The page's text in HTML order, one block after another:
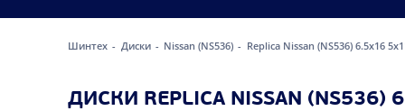
Шинтех Диски Nissan (NS536) Replica Nissan (NS536) 6.5x16
ДИСКИ REPLICA NISSAN (NS536)